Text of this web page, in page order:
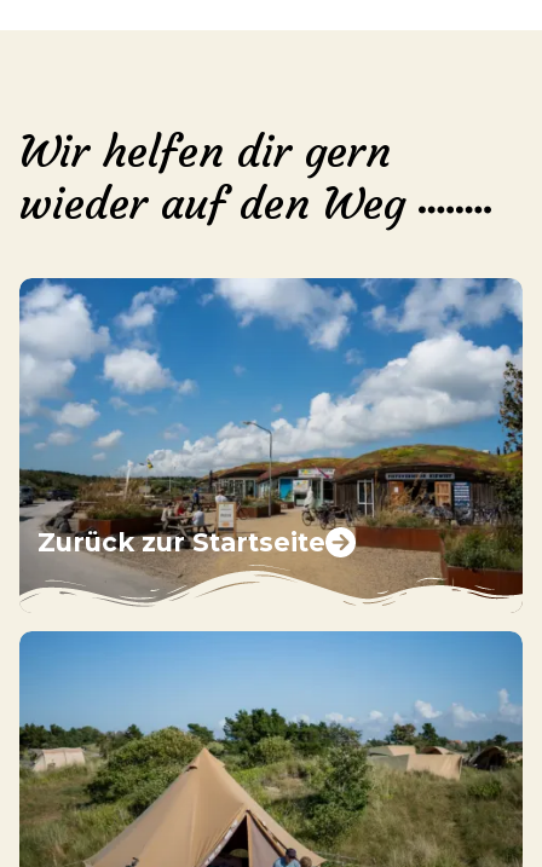
Wir helfen dir gern
wieder auf den Weg
Zurück zur Startseite